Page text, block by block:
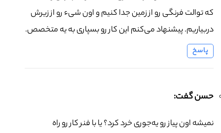
که توالت فرنگی رو از زمین جدا کنیم و اون شیء رو از زیرش
دربیاریم. پیشنهاد می‌کنم این کار رو بسپاری به یه متخصص.
پاسخ
حسن گفت:
نمیشه اون پیاز رو یه‌جوری خرد کرد؟ یا با فنر کار رو راه